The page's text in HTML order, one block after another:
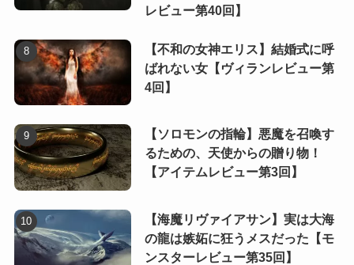
レビュー第40回】
【不和の女神エリス】結婚式に呼
ばれない女【ヴィランレビュー第
4回】
【ソロモンの指輪】悪魔を召喚す
るための、天使からの贈り物！
【アイテムレビュー第3回】
【海魔リヴァイアサン】実は大海
の龍は嫉妬に狂うメスだった【モ
ンスターレビュー第35回】